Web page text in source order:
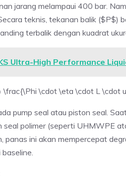
jarang melampaui 400 bar.
teknis, tekanan balik ($P$)
terbalik dengan kuadrat
Ultra-High Performance
\frac{\Phi \cdot \eta \cdot L \cdot
pump seal atau piston seal.
polimer (seperti UHMWPE
panas ini akan mempercepat